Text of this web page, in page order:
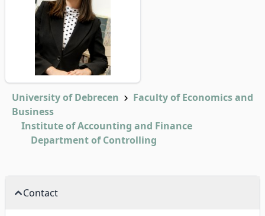
University of Debrecen
Faculty of Economics and
Business
Institute of Accounting and Finance
Department of Controlling
Contact